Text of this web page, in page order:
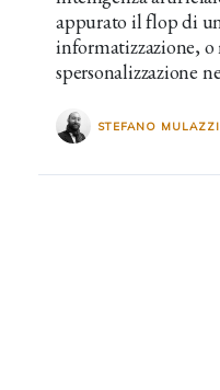
appurato il flop di
informatizzazione,
spersonalizzazione
STEFANO MULAZZI